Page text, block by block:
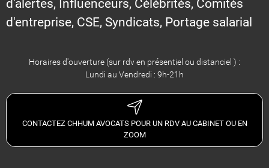
d'alertes, Influenceurs, Célébrités, Comités
d'entreprise, CSE, Syndicats, Portage salarial
Horaires d'ouverture (sur rdv en présentiel ou distanciel ) :
Lundi au Vendredi : 9h-21h
CONTACTEZ CHHUM AVOCATS POUR UN RDV AU CABINET OU EN
ZOOM